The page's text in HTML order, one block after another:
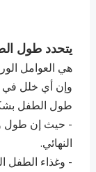
يتحدد طول
هي العوامل
وإن أي خلل في
طول الطفل
- حيث إن طول
النهائي.
- وغذاء الطفل